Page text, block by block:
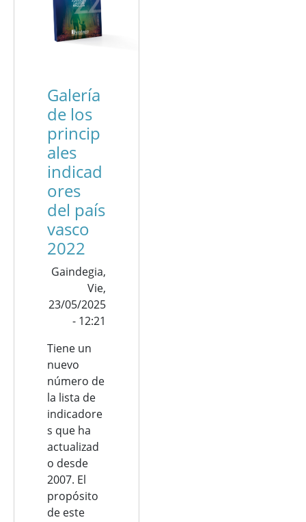
Galería
de los
princip
ales
indicad
ores
del país
vasco
2022
Gaindegia,
Vie,
23/05/2025
- 12:21
Tiene un
nuevo
número de
la lista de
indicadore
s que ha
actualizad
o desde
2007. El
propósito
de este